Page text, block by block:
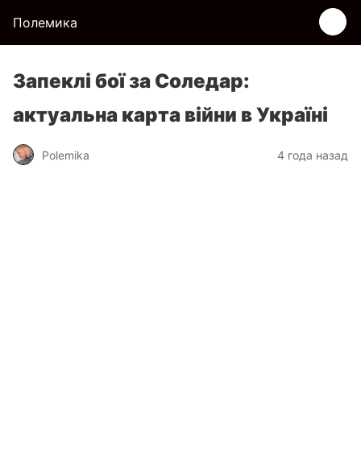
Полемика
Запеклі бої за Соледар:
актуальна карта війни в Україні
Polemika 4 года назад